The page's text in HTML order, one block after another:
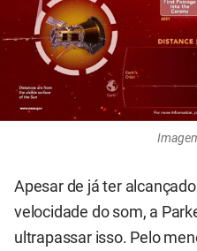
Apesar de já ter
velocidade do som, a
ultrapassar isso. Pelo